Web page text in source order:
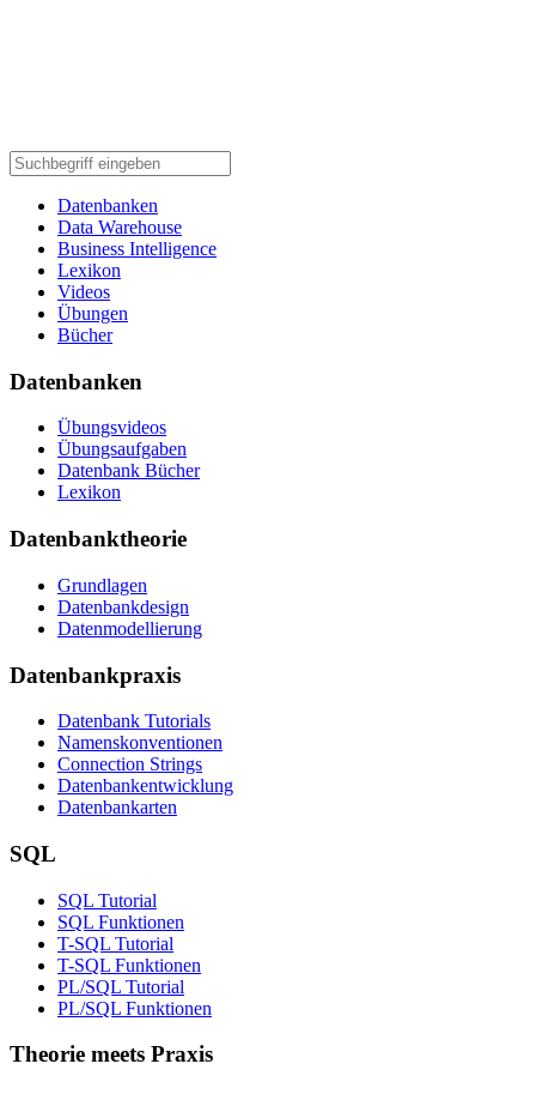
Datenbanken
Data Warehouse
Business Intelligence
Lexikon
Videos
Übungen
Bücher
Datenbanken
Übungsvideos
Übungsaufgaben
Datenbank Bücher
Lexikon
Datenbanktheorie
Grundlagen
Datenbankdesign
Datenmodellierung
Datenbankpraxis
Datenbank Tutorials
Namenskonventionen
Connection Strings
Datenbankentwicklung
Datenbankarten
SQL
SQL Tutorial
SQL Funktionen
T-SQL Tutorial
T-SQL Funktionen
PL/SQL Tutorial
PL/SQL Funktionen
Theorie meets Praxis